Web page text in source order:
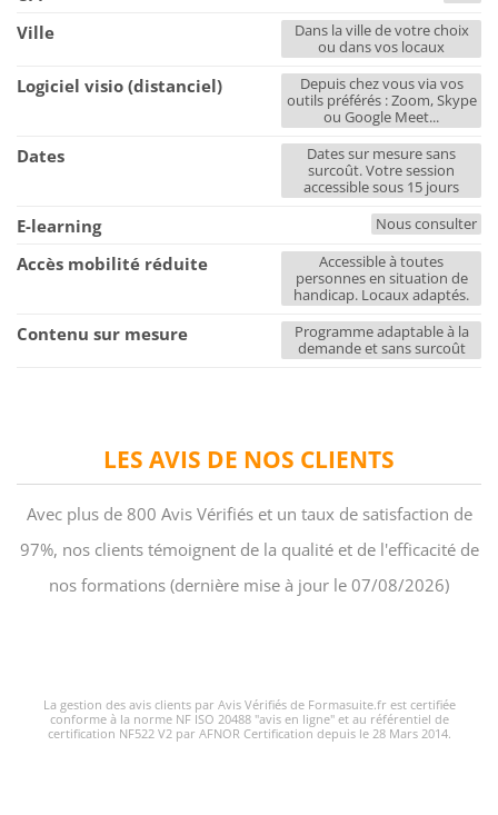
LES AVIS DE NOS CLIENTS
Avec plus de 800 Avis Vérifiés et un taux de satisfaction de
97%, nos clients témoignent de la qualité et de l'efficacité de
nos formations (dernière mise à jour le 07/08/2026)
La gestion des avis clients par Avis Vérifiés de Formasuite.fr est certifiée
conforme à la norme NF ISO 20488 "avis en ligne" et au référentiel de
certification NF522 V2 par AFNOR Certification depuis le 28 Mars 2014.
Ville
Dans la ville de votre choix
ou dans vos locaux
Logiciel visio (distanciel)
Depuis chez vous via vos
outils préférés : Zoom, Skype
ou Google Meet...
Dates
Dates sur mesure sans
surcoût. Votre session
accessible sous 15 jours
E-learning Nous consulter
Accès mobilité réduite
Accessible à toutes
personnes en situation de
handicap. Locaux adaptés.
Contenu sur mesure
Programme adaptable à la
demande et sans surcoût